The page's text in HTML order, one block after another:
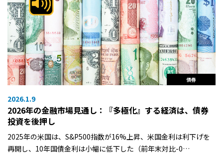
債券
2026.1.9
2026年の金融市場見通し：『多極化』する経済は、債券
投資を後押し
2025年の米国は、S&P500指数が16%上昇、米国金利は利下げを
再開し、10年国債金利は小幅に低下した（前年末対比-0…